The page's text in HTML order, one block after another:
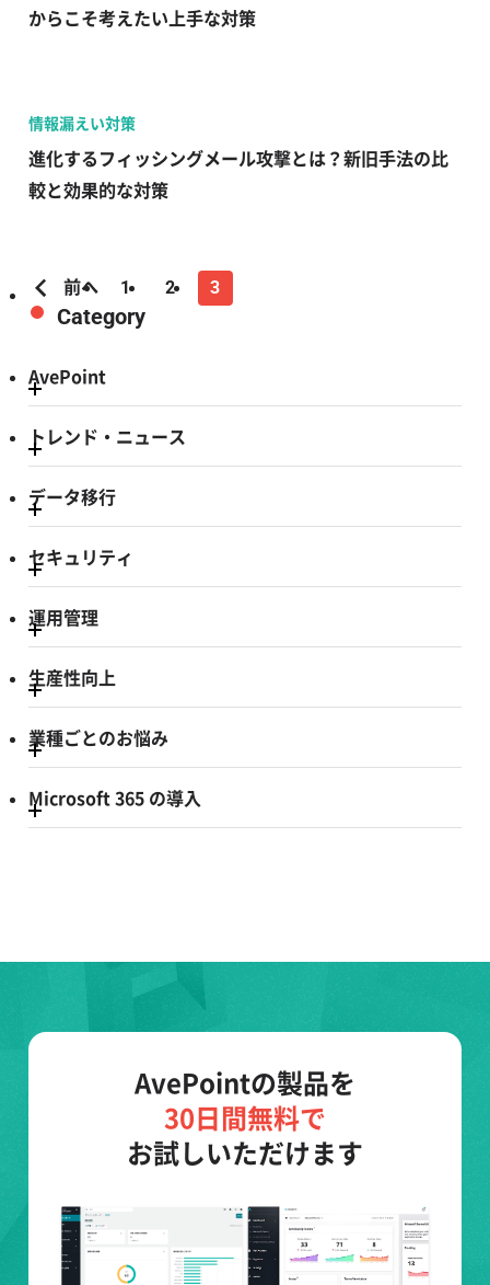
からこそ考えたい上手な対策
情報漏えい対策
進化するフィッシングメール攻撃とは？新旧手法の比
較と効果的な対策
前へ 1 2 3
Category
AvePoint
トレンド・ニュース
データ移行
セキュリティ
運用管理
生産性向上
業種ごとのお悩み
Microsoft 365 の導入
AvePointの製品を
30日間無料で
お試しいただけます